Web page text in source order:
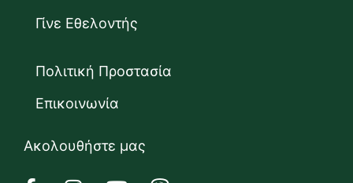
Γίνε Εθελοντής
Πολιτική Προστασία
Επικοινωνία
Ακολουθήστε μας